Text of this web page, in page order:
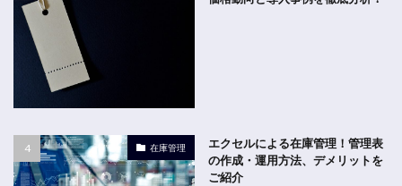
在庫管理
エクセルによる在庫管理！管理表
の作成・運用方法、デメリットを
ご紹介